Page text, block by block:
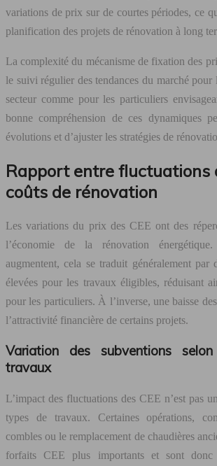
variations de prix sur de courtes périodes, ce
planification des projets de rénovation à long
La complexité du mécanisme de fixation des
le suivi régulier des tendances du marché pour
secteur comme pour les particuliers
bonne compréhension de ces dynamiques
évolutions et d’ajuster les stratégies de
Rapport entre fluctuations
coûts de rénovation
Les variations du prix des CEE ont des
l’économie de la rénovation
augmentent, cela se traduit généralement par
élevées pour les travaux éligibles, réduisant
pour les particuliers. À l’inverse, une baisse
l’attractivité financière de certains projets.
Variation des subventions
travaux
L’impact des fluctuations des CEE n’est pas
types de travaux. Certaines opérations,
combles ou le remplacement de chaudières
forfaits CEE plus importants et sont donc